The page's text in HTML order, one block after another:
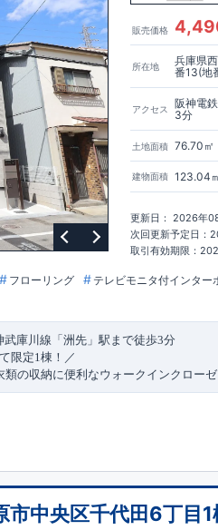
販売価格
所在地
兵庫県
番13(地
アクセス
阪神電
3分
土地面積 76.70㎡
建物面積 123.04
更新日： 2026年
次回更新予定日：
取引有効期限：
フローリング テレビモニタ付インター
武庫川線 「洲先」駅まで徒歩3分
限定1棟！／
類の収納に便利なウォークインクローゼ
インと機能性を兼ね備えたオープンサ
ます↓
○耐震等級最高等級3 ・数百年に一度の
中央区千代田6丁目1